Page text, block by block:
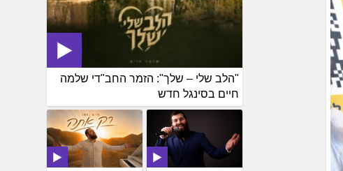
"הלב שלי – שלך": הזמר החב"די שלמה
חיים בסינגל חדש